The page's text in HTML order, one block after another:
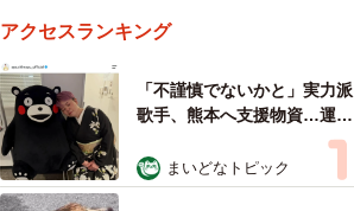
アクセスランキング
「不謹慎でないかと」実力派
歌手、熊本へ支援物資…運搬
トラックの車体デザインにた
めらい 「痛いほど伝わる」
「行動され立派」
まいどなトピック